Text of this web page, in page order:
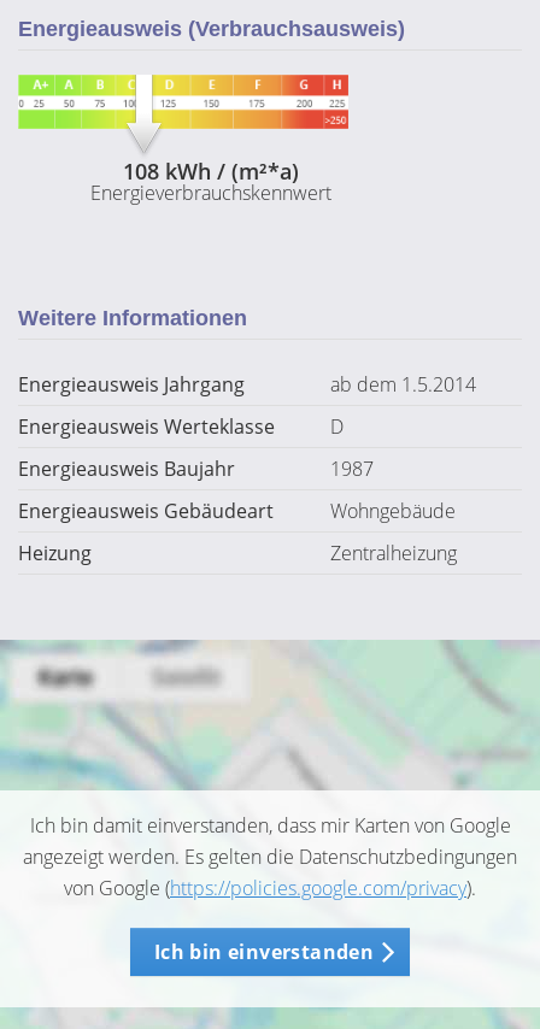
Energieausweis (Verbrauchsausweis)
108 kWh / (m²*a)
Energieverbrauchskennwert
Weitere Informationen
Energieausweis Jahrgang
ab dem 1.5.2014
Energieausweis Werteklasse
D
Energieausweis Baujahr
1987
Energieausweis Gebäudeart
Wohngebäude
Heizung
Zentralheizung
Ich bin damit einverstanden, dass mir Karten von Google
angezeigt werden. Es gelten die Datenschutzbedingungen
von Google (https://policies.google.com/privacy).
Ich bin einverstanden